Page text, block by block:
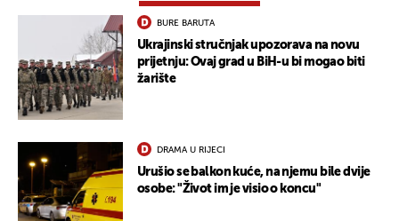
BURE BARUTA
Ukrajinski stručnjak upozorava na novu
prijetnju: Ovaj grad u BiH-u bi mogao biti
žarište
DRAMA U RIJECI
Urušio se balkon kuće, na njemu bile dvije
osobe: "Život im je visio o koncu"